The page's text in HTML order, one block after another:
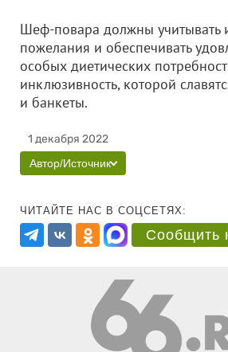
Шеф-повара должны учитывать
пожелания и обеспечивать
особых диетических
инклюзивность, которой
и банкеты.
1 декабря 2022
Автор/Источник
ЧИТАЙТЕ НАС В СОЦСЕТЯХ:
Сообщить